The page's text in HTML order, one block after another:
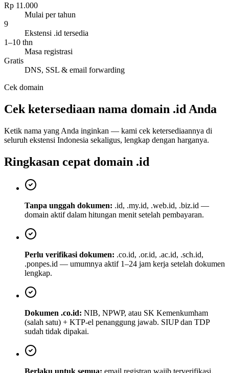
Rp 11.000
Mulai per tahun
9
Ekstensi .id tersedia
1–10 thn
Masa registrasi
Gratis
DNS, SSL & email forwarding
Cek domain
Cek ketersediaan nama domain .id Anda
Ketik nama yang Anda inginkan — kami cek ketersediaannya di
seluruh ekstensi Indonesia sekaligus, lengkap dengan harganya.
Ringkasan cepat domain .id
Tanpa unggah dokumen: .id, .my.id, .web.id, .biz.id —
domain aktif dalam hitungan menit setelah pembayaran.
Perlu verifikasi dokumen: .co.id, .or.id, .ac.id, .sch.id,
.ponpes.id — umumnya aktif 1–24 jam kerja setelah dokumen
lengkap.
Dokumen .co.id: NIB, NPWP, atau SK Kemenkumham
(salah satu) + KTP-el penanggung jawab. SIUP dan TDP
sudah tidak dipakai.